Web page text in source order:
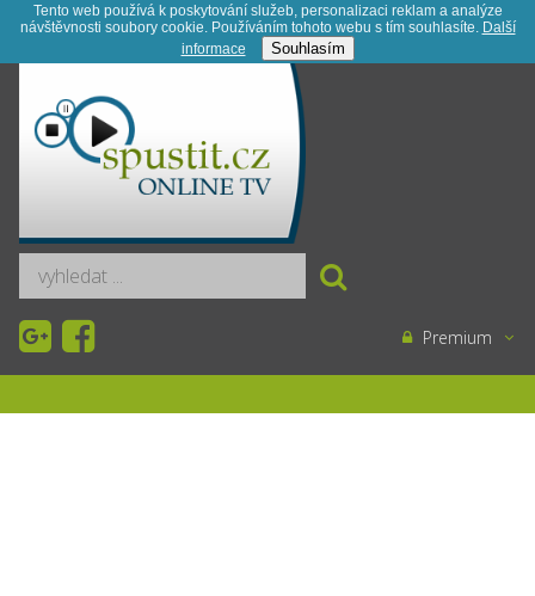
Tento web používá k poskytování služeb, personalizaci reklam a analýze
návštěvnosti soubory cookie. Používáním tohoto webu s tím souhlasíte. Další
informace­
Souhlasím
Registrace Kontakt Novinky
Premium